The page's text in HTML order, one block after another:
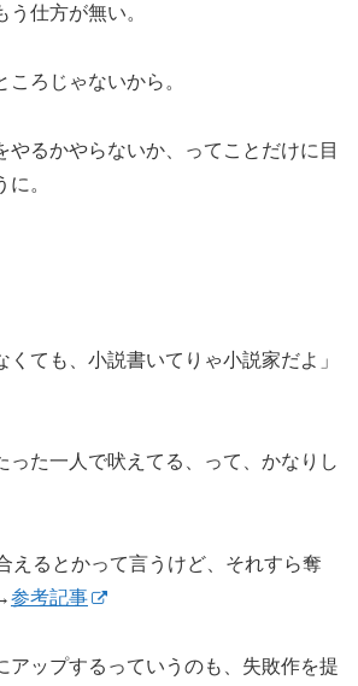
仕方が無い。
ろじゃないから。
やるかやらないか、ってことだけに目
。
くても、小説書いてりゃ小説家だよ」
った一人で吠えてる、って、かなりし
えるとかって言うけど、それすら奪
参考記事
アップするっていうのも、失敗作を提